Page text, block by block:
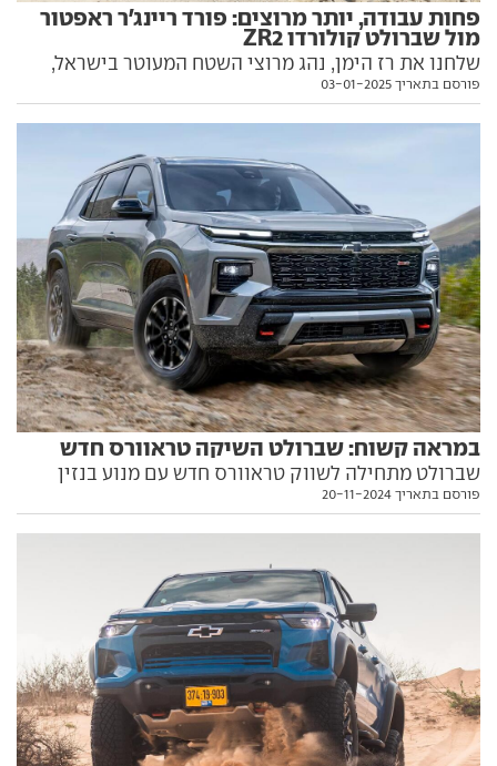
פחות עבודה, יותר מרוצים: פורד ריינג'ר ראפטור
מול שברולט קולורדו ZR2
שלחנו את רז הימן, נהג מרוצי השטח המעוטר בישראל,
לבחור את הטנדר-אקשן איתו היה רוצה להשתתף בדקאר
פורסם בתאריך 03-01-2025
במראה קשוח: שברולט השיקה טראוורס חדש
שברולט מתחילה לשווק טראוורס חדש עם מנוע בנזין
מודרני, מראה ותא נוסעים עדכני ומערכות בטיחות
פורסם בתאריך 20-11-2024